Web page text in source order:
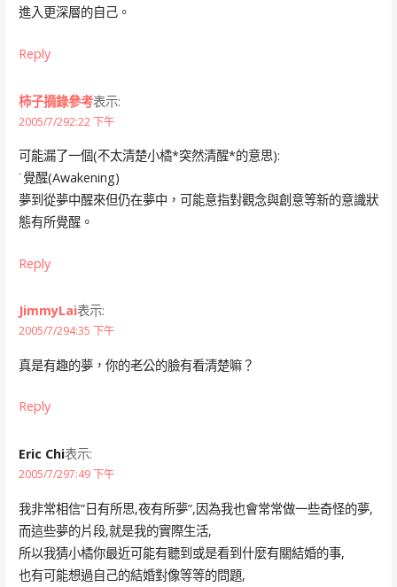
進入更深層的自己。
Reply
柿子摘錄參考表示:
2005/7/292:22 下午
可能漏了一個(不太清楚小橘*突然清醒*的意思):
˙覺醒(Awakening)
夢到從夢中醒來但仍在夢中，可能意指對觀念與創意等新的意識狀
態有所覺醒。
Reply
JimmyLai表示:
2005/7/294:35 下午
真是有趣的夢，你的老公的臉有看清楚嘛？
Reply
Eric Chi表示:
2005/7/297:49 下午
我非常相信”日有所思,夜有所夢”,因為我也會常常做一些奇怪的夢,
而這些夢的片段,就是我的實際生活,
所以我猜小橘你最近可能有聽到或是看到什麼有關結婚的事,
也有可能想過自己的結婚對像等等的問題,